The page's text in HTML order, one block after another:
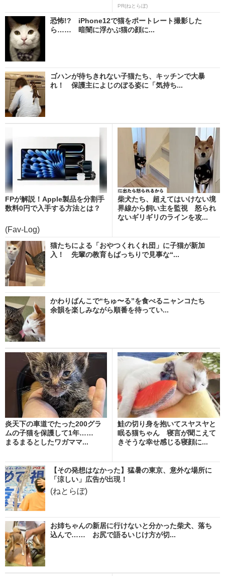
PR(ねとらぼ)
恐怖!? iPhone12で猫をポートレート撮影した
ら…… 暗闇に浮かぶ猫の顔に...
ゴハンが待ちきれない子猫たち、キッチンで大暴
れ！ 保護主によじのぼる姿に「気持ち...
FPが解説！Apple製品を分割手
数料0円で入手する方法とは？
(Fav-Log)
柴犬たち、超えてはいけない境
界線から飼い主を監視 怒られ
ないギリギリのラインを攻...
猫たちによる「おやつくれくれ団」に子猫が新加
入！ 先輩の教育もばっちりで見事な“...
かわりばんこで“ちゅ〜る”を食べるニャンコたち
余韻を楽しみながら順番を待ってい...
炎天下の車道でたった200グラ
ムの子猫を保護して1年……
まるまるとしたワガママ...
鮭の切り身を抱いてスヤスヤと
眠る猫ちゃん 寝言が聞こえて
きそうな幸せ感じる寝顔に...
【その発想はなかった】猛暑の東京、意外な場所に
「涼しい」広告が出現！
(ねとらぼ)
お姉ちゃんの新居に行けないと分かった柴犬、落ち
込んで…… お尻で語るいじけ方が切...